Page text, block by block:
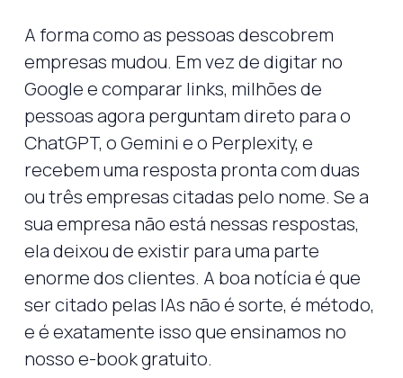
A forma como as pessoas descobrem
empresas mudou. Em vez de digitar no
Google e comparar links, milhões de
pessoas agora perguntam direto para o
ChatGPT, o Gemini e o Perplexity, e
recebem uma resposta pronta com duas
ou três empresas citadas pelo nome. Se a
sua empresa não está nessas respostas,
ela deixou de existir para uma parte
enorme dos clientes. A boa notícia é que
ser citado pelas IAs não é sorte, é método,
e é exatamente isso que ensinamos no
nosso e-book gratuito.